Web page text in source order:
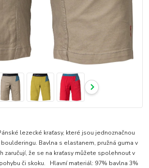
Pánské lezecké kraťasy, které jsou jednoznačnou
Bavlna s elastanem, pružná guma v
zaručují, že se na kraťasy můžete spolehnout v
či skoku. Hlavní materiál: 97% bavlna 3%